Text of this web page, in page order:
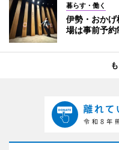
暮らす・働く
伊勢・おか
場は事前予約